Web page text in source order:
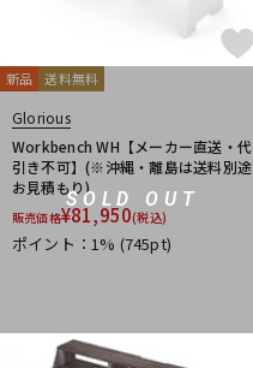
SOLD OUT
新品 送料無料
Glorious
Workbench WH【メーカー直送・代
引き不可】(※沖縄・離島は送料別途
お見積もり)
販売価格¥81,950(税込)
ポイント：1% (745pt)